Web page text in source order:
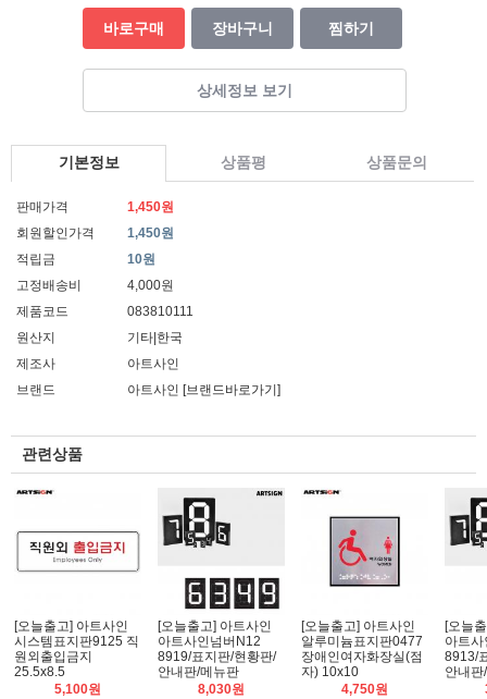
바로구매 장바구니 찜하기
상세정보 보기
기본정보 상품평 상품문의
판매가격
1,450원
회원할인가격
1,450원
적립금
10원
고정배송비
4,000원
제품코드
083810111
원산지
기타|한국
제조사
아트사인
브랜드
아트사인 [브랜드바로가기]
관련상품
[오늘출고] 아트사인
시스템표지판9125 직
원외출입금지
25.5x8.5
5,100원
[오늘출고] 아트사인
아트사인넘버N12
8919/표지판/현황판/
안내판/메뉴판
8,030원
[오늘출고] 아트사인
알루미늄표지판0477
장애인여자화장실(점
자) 10x10
4,750원
[오늘
아트
8913/
안내